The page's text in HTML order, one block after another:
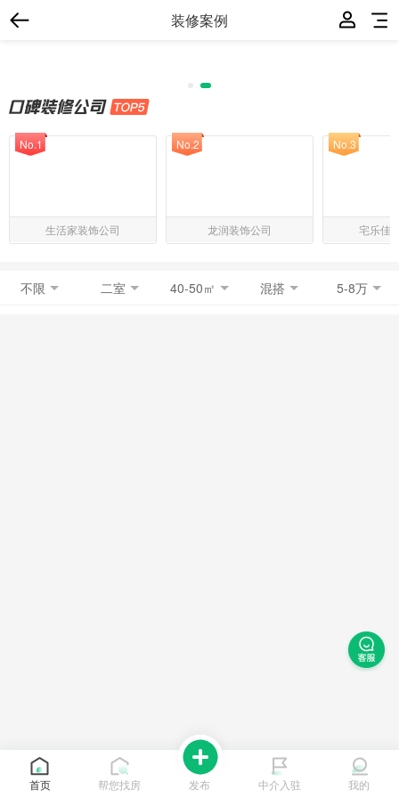
装修案例
生活家装饰公司
No.1
龙润装饰公司
No.2
宅乐佳
No.3
不限 二室 40-50㎡ 混搭 5-8万
首页 帮您找房 发布 中介入驻 我的